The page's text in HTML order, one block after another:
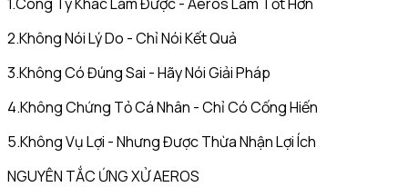
2.Không Nói Lý Do - Chỉ Nói Kết Quả
3.Không Có Đúng Sai - Hãy Nói Giải Pháp
4.Không Chứng Tỏ Cá Nhân - Chỉ Có Cống Hiến
5.Không Vụ Lợi - Nhưng Được Thừa Nhận Lợi Ích
NGUYÊN TẮC ỨNG XỬ AEROS